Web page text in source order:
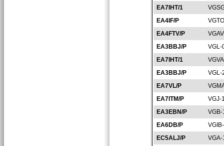
EA7IHT/1
EA4IF/P
EA4FTV/P
EA3BBJ/P
VGL-
EA7IHT/1
EA3BBJ/P
VGL-
EA7VL/P
EA7ITM/P
VGJ-
EA3EBN/P
EA6DB/P
EC5ALJ/P